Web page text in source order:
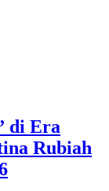
di Era
Rubiah